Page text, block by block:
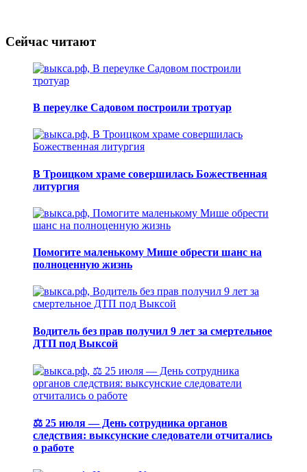
Сейчас читают
В переулке Садовом построили тротуар
В Троицком храме совершилась Божественная
литургия
Помогите маленькому Мише обрести шанс на
полноценную жизнь
Водитель без прав получил 9 лет за смертельное
ДТП под Выксой
⚖️ 25 июля — День сотрудника органов
следствия: выксунские следователи отчитались
о работе